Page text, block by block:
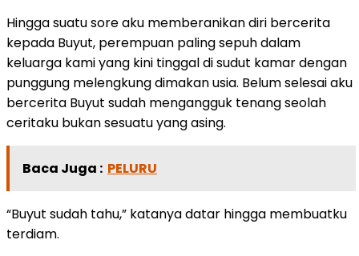
Hingga suatu sore aku memberanikan diri bercerita
kepada Buyut, perempuan paling sepuh dalam
keluarga kami yang kini tinggal di sudut kamar dengan
punggung melengkung dimakan usia. Belum selesai aku
bercerita Buyut sudah mengangguk tenang seolah
ceritaku bukan sesuatu yang asing.
Baca Juga : PELURU
“Buyut sudah tahu,” katanya datar hingga membuatku
terdiam.